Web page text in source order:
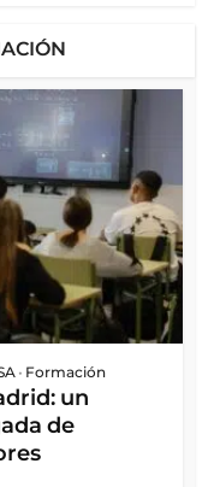
• Formación
un
de